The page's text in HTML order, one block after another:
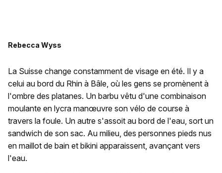
Rebecca Wyss
La Suisse change constamment de visage en été. Il y a
celui au bord du Rhin à Bâle, où les gens se promènent à
l'ombre des platanes. Un barbu vêtu d'une combinaison
moulante en lycra manœuvre son vélo de course à
travers la foule. Un autre s'assoit au bord de l'eau, sort un
sandwich de son sac. Au milieu, des personnes pieds nus
en maillot de bain et bikini apparaissent, avançant vers
l'eau.